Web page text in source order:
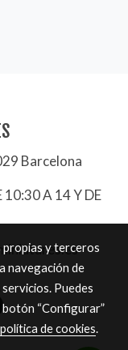
Barcelona
10:30 A 14 Y DE
propias y terceros
navegación de
Puedes
“Configurar”
política de cookies.